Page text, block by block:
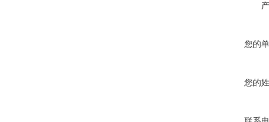
您的
您的